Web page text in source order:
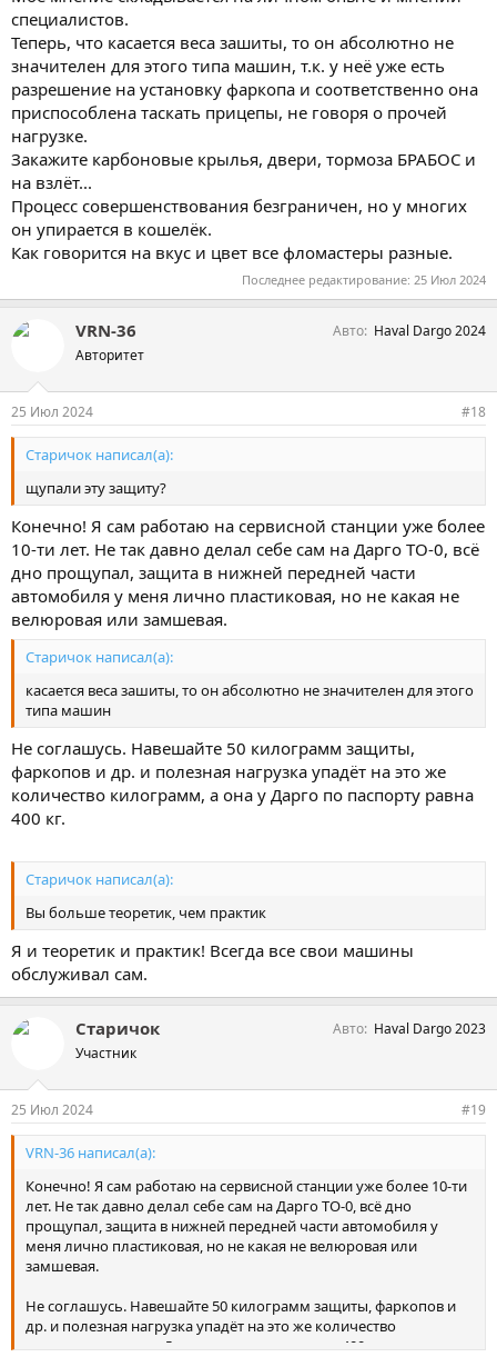
специалистов.
Теперь, что касается веса зашиты, то он абсолютно не
значителен для этого типа машин, т.к. у неё уже есть
разрешение на установку фаркопа и соответственно она
приспособлена таскать прицепы, не говоря о прочей
нагрузке.
Закажите карбоновые крылья, двери, тормоза БРАБОС и
на взлёт...
Процесс совершенствования безграничен, но у многих
он упирается в кошелёк.
Как говорится на вкус и цвет все фломастеры разные.
Последнее редактирование: 25 Июл 2024
VRN-36
Авторитет
Авто Haval Dargo 2024
25 Июл 2024 #18
Старичок написал(а):
щупали эту защиту?
Конечно! Я сам работаю на сервисной станции уже более
10-ти лет. Не так давно делал себе сам на Дарго ТО-0, всё
дно прощупал, защита в нижней передней части
автомобиля у меня лично пластиковая, но не какая не
велюровая или замшевая.
Старичок написал(а):
касается веса зашиты, то он абсолютно не значителен для этого
типа машин
Не соглашусь. Навешайте 50 килограмм защиты,
фаркопов и др. и полезная нагрузка упадёт на это же
количество килограмм, а она у Дарго по паспорту равна
400 кг.
Старичок написал(а):
Вы больше теоретик, чем практик
Я и теоретик и практик! Всегда все свои машины
обслуживал сам.
Старичок
Участник
Авто Haval Dargo 2023
25 Июл 2024 #19
VRN-36 написал(а):
Конечно! Я сам работаю на сервисной станции уже более 10-ти
лет. Не так давно делал себе сам на Дарго ТО-0, всё дно
прощупал, защита в нижней передней части автомобиля у
меня лично пластиковая, но не какая не велюровая или
замшевая.
Не соглашусь. Навешайте 50 килограмм защиты, фаркопов и
др. и полезная нагрузка упадёт на это же количество
килограмм, а она у Дарго по паспорту равна 400 кг.